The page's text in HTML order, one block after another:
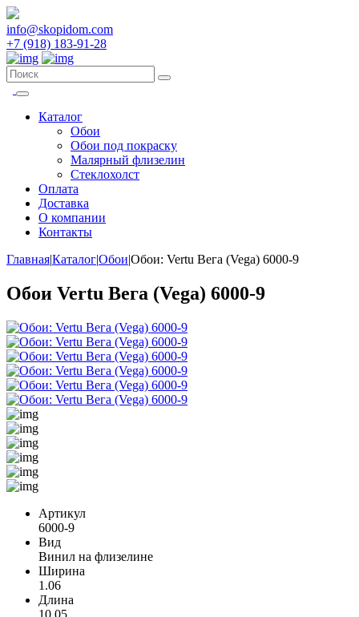
info@skopidom.com
+7 (918) 183-91-28
Каталог
Обои
Обои под покраску
Малярный флизелин
Стеклохолст
Оплата
Доставка
О компании
Контакты
Главная|Каталог|Обои|Обои: Vertu Вега (Vega) 6000-9
Обои Vertu Вега (Vega) 6000-9
Артикул
6000-9
Вид
Винил на флизелине
Ширина
1.06
Длина
10.05